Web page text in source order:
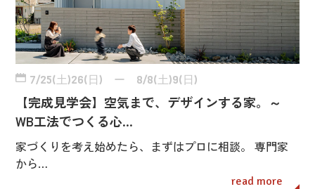
7/25(土)26(日) ー 8/8(土)9(日)
【完成見学会】空気まで、デザインする家。～
WB工法でつくる心…
家づくりを考え始めたら、まずはプロに相談。 専門家
から…
read more